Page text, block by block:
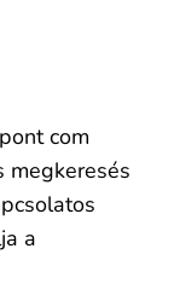
com
megkeresés
a